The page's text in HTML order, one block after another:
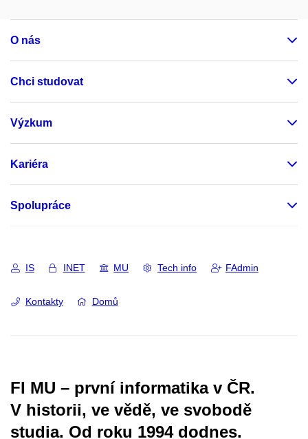
O nás
Chci studovat
Výzkum
Kariéra
Spolupráce
IS INET MU Tech info FAdmin
Kontakty Domů
FI MU – první informatika v ČR.
V historii, ve vědě, ve svobodě
studia. Od roku 1994 dodnes.